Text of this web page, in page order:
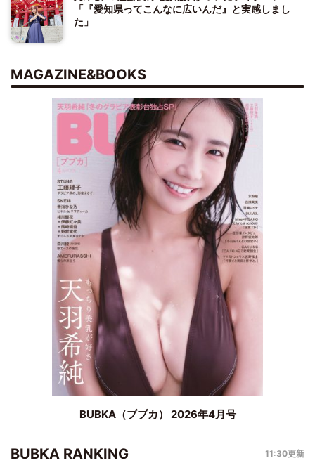
「『愛知県ってこんなに広いんだ』と実感しまし
た」
MAGAZINE&BOOKS
BUBKA（ブブカ） 2026年4月号
BUBKA RANKING 11:30更新